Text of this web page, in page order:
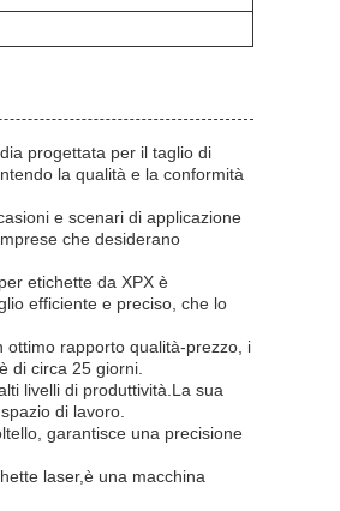
progettata per il taglio di
la qualità e la conformità
e scenari di applicazione
che desiderano
etichette da XPX è
efficiente e preciso, che lo
ottimo rapporto qualità-prezzo, i
di circa 25 giorni.
livelli di produttività.La sua
di lavoro.
garantisce una precisione
laser,è una macchina